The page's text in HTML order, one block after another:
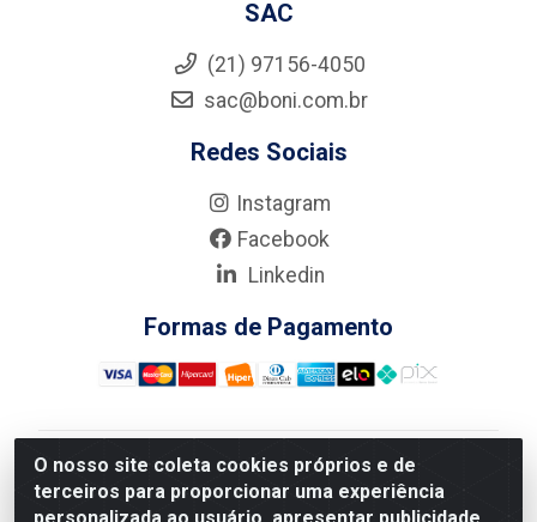
O nosso site coleta cookies próprios e de
terceiros para proporcionar uma experiência
SAC
(21) 97156-4050
sac@boni.com.br
Redes Sociais
Instagram
Facebook
Linkedin
Formas de Pagamento
Nova Boni Distribuidora de Material de Construção LTDA
- Rua Alice Tibiriçá, 330 - Vila Da Penha, Rio de
Janeiro/RJ - CEP: 21.210-110 - CNPJ: 11.003.135/0001-